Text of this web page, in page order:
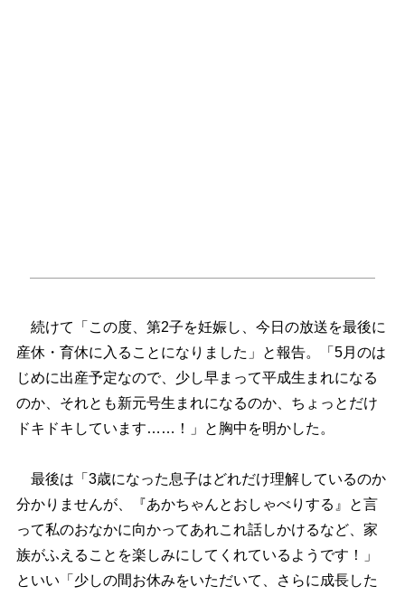
続けて「この度、第2子を妊娠し、今日の放送を最後に
産休・育休に入ることになりました」と報告。「5月のは
じめに出産予定なので、少し早まって平成生まれになる
のか、それとも新元号生まれになるのか、ちょっとだけ
ドキドキしています……！」と胸中を明かした。
最後は「3歳になった息子はどれだけ理解しているのか
分かりませんが、『あかちゃんとおしゃべりする』と言
って私のおなかに向かってあれこれ話しかけるなど、家
族がふえることを楽しみにしてくれているようです！」
といい「少しの間お休みをいただいて、さらに成長した